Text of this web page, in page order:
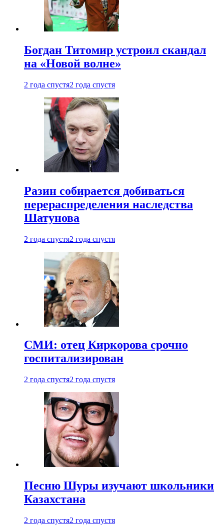
Богдан Титомир устроил скандал
на «Новой волне»
2 года спустя2 года спустя
Разин собирается добиваться
перераспределения наследства
Шатунова
2 года спустя2 года спустя
СМИ: отец Киркорова срочно
госпитализирован
2 года спустя2 года спустя
Песню Шуры изучают школьники
Казахстана
2 года спустя2 года спустя